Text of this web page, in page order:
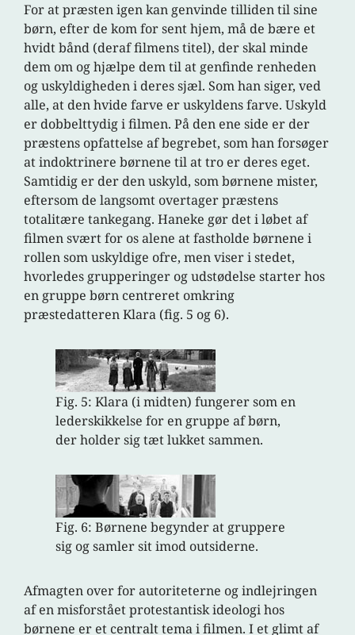
For at præsten igen kan genvinde tilliden til sine
børn, efter de kom for sent hjem, må de bære et
hvidt bånd (deraf filmens titel), der skal minde
dem om og hjælpe dem til at genfinde renheden
og uskyldigheden i deres sjæl. Som han siger, ved
alle, at den hvide farve er uskyldens farve. Uskyld
er dobbelttydig i filmen. På den ene side er der
præstens opfattelse af begrebet, som han forsøger
at indoktrinere børnene til at tro er deres eget.
Samtidig er der den uskyld, som børnene mister,
eftersom de langsomt overtager præstens
totalitære tankegang. Haneke gør det i løbet af
filmen svært for os alene at fastholde børnene i
rollen som uskyldige ofre, men viser i stedet,
hvorledes grupperinger og udstødelse starter hos
en gruppe børn centreret omkring
præstedatteren Klara (fig. 5 og 6).
Fig. 5: Klara (i midten) fungerer som en
lederskikkelse for en gruppe af børn,
der holder sig tæt lukket sammen.
Fig. 6: Børnene begynder at gruppere
sig og samler sit imod outsiderne.
Afmagten over for autoriteterne og indlejringen
af en misforstået protestantisk ideologi hos
børnene er et centralt tema i filmen. I et glimt af